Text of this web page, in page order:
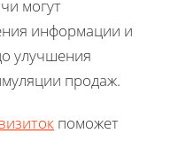
могут
информации и
улучшения
продаж.
поможет